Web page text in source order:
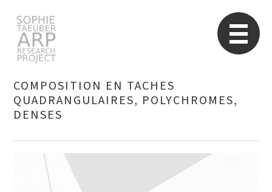
Suchen
COMPOSITION EN TACHES
QUADRANGULAIRES, POLYCHROMES,
DENSES